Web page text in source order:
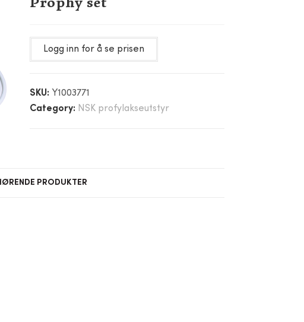
Logg inn for å se prisen
SKU: Y1003771
Category: NSK profylakseutstyr
PRODUKTER